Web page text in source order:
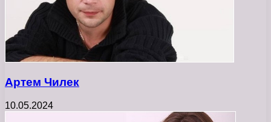
Артем Чилек
10.05.2024